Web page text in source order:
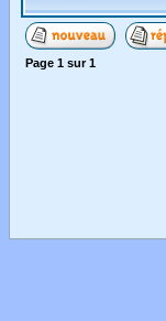
Page 1 sur1